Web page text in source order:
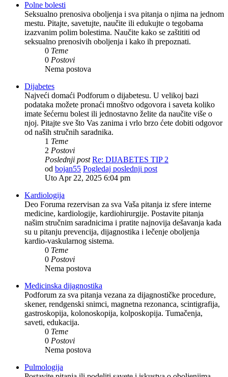
Polne bolesti
Seksualno prenosiva oboljenja i sva pitanja o njima na jednom
mestu. Pitajte, savetujte, naučite ili edukujte o tegobama
izazvanim polim bolestima. Naučite kako se zaštititi od
seksualno prenosivih oboljenja i kako ih prepoznati.
0 Teme
0 Postovi
Nema postova
Dijabetes
Najveći domaći Podforum o dijabetesu. U velikoj bazi
podataka možete pronaći mnoštvo odgovora i saveta koliko
imate šećernu bolest ili jednostavno želite da naučite više o
njoj. Pitajte sve što Vas zanima i vrlo brzo ćete dobiti odgovor
od naših stručnih saradnika.
1 Teme
2 Postovi
Poslednji post Re: DIJABETES TIP 2
od bojan55 Pogledaj poslednji post
Uto Apr 22, 2025 6:04 pm
Kardiologija
Deo Foruma rezervisan za sva Vaša pitanja iz sfere interne
medicine, kardiologije, kardiohirurgije. Postavite pitanja
našim stručnim saradnicima i pratite najnovija dešavanja kada
su u pitanju prevencija, dijagnostika i lečenje oboljenja
kardio-vaskularnog sistema.
0 Teme
0 Postovi
Nema postova
Medicinska dijagnostika
Podforum za sva pitanja vezana za dijagnostičke procedure,
skener, rendgenski snimci, magnetna rezonanca, scintigrafija,
gastroskopija, kolonoskopija, kolposkopija. Tumačenja,
saveti, edukacija.
0 Teme
0 Postovi
Nema postova
Pulmologija